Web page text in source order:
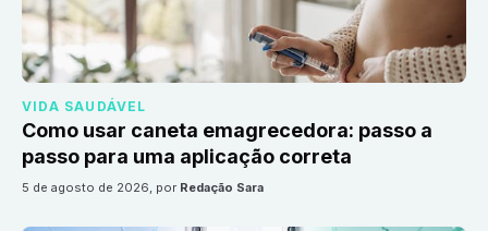
VIDA SAUDÁVEL
Como usar caneta emagrecedora: passo a
passo para uma aplicação correta
5 de agosto de 2026, por Redação Sara